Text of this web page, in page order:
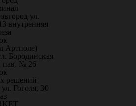
ул.
внутренняя
Артполе)
Бородинская
пав. № 26
решений
Гоголя, 30